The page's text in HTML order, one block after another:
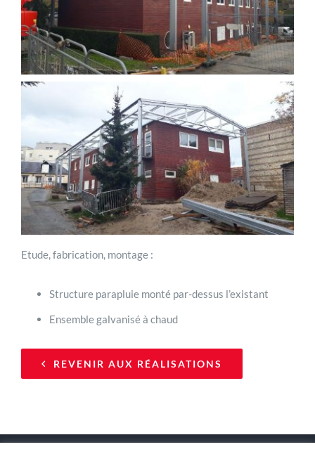
Etude, fabrication, montage :
Structure parapluie monté par-dessus l’existant
Ensemble galvanisé à chaud
REVENIR AUX RÉALISATIONS